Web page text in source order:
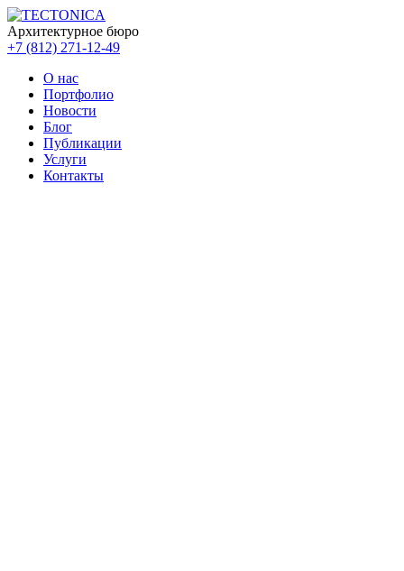
Архитектурное бюро
+7 (812) 271-12-49
О нас
Портфолио
Новости
Блог
Публикации
Услуги
Контакты